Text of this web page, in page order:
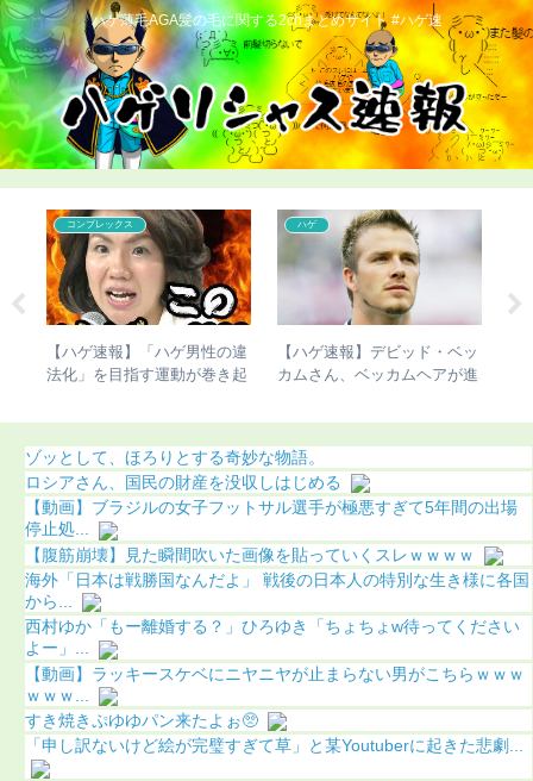
ハゲ薄毛AGA髪の毛に関する2chまとめサイト #ハゲ速
コンプレックス
【ハゲ速報】「ハゲ男性の違
法化」を目指す運動が巻き起
ハゲ
【ハゲ速報】デビッド・ベッ
カムさん、ベッカムヘアが進
ゾッとして、ほろりとする奇妙な物語。
ロシアさん、国民の財産を没収しはじめる
【動画】ブラジルの女子フットサル選手が極悪すぎて5年間の出場
停止処...
【腹筋崩壊】見た瞬間吹いた画像を貼っていくスレｗｗｗｗ
海外「日本は戦勝国なんだよ」 戦後の日本人の特別な生き様に各国
から...
西村ゆか「もー離婚する？」ひろゆき「ちょちょw待ってください
よー」...
【動画】ラッキースケベにニヤニヤが止まらない男がこちらｗｗｗ
ｗｗｗ...
すき焼きぷゆゆパン来たよぉ🥺
「申し訳ないけど絵が完璧すぎて草」と某Youtuberに起きた悲劇...